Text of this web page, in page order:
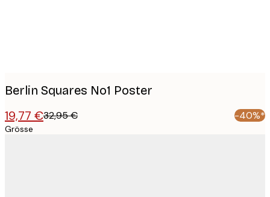
Berlin Squares No1 Poster
19,77 €32,95 € -40%*
Grösse